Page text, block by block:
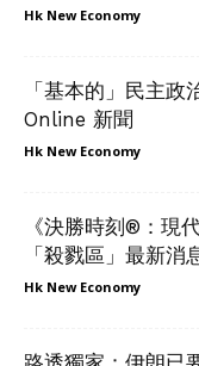
Hk New Economy
「基本的」民主
Online 新聞
Hk New Economy
《決勝時刻®：現
「殺戮區」最新
Hk New Economy